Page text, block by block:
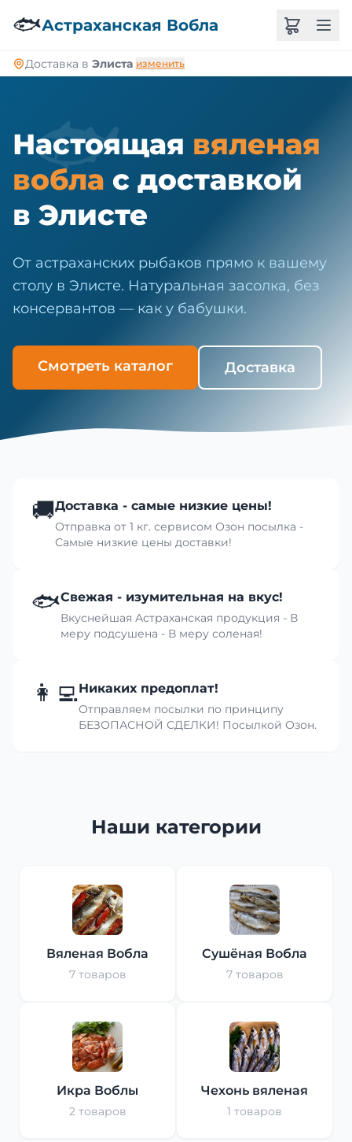
🐟Астраханская Вобла
Доставка в Элиста изменить
🐟
Настоящая вяленая
вобла с доставкой
в Элисте
От астраханских рыбаков прямо к вашему
столу в Элисте. Натуральная засолка, без
консервантов — как у бабушки.
Смотреть каталог Доставка
🚚Доставка - самые низкие цены!
Отправка от 1 кг. сервисом Озон посылка -
Самые низкие цены доставки!
🐟Свежая - изумительная на вкус!
Вкуснейшая Астраханская продукция - В
меру подсушена - В меру соленая!
👩‍💻Никаких предоплат!
Отправляем посылки по принципу
БЕЗОПАСНОЙ СДЕЛКИ! Посылкой Озон.
Наши категории
Вяленая Вобла
7 товаров
Сушёная Вобла
7 товаров
Икра Воблы
2 товаров
Чехонь вяленая
1 товаров